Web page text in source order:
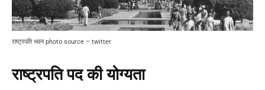
राष्ट्रपति भवन photo source – twitter
राष्ट्रपति पद की योग्यता